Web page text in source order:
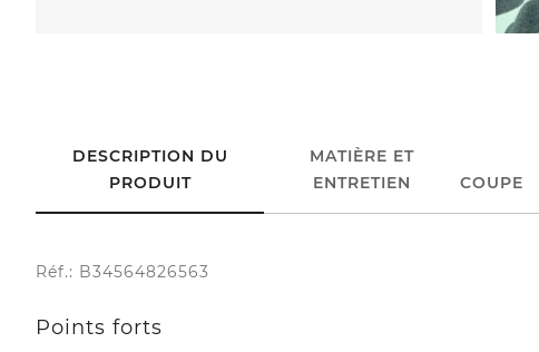
DESCRIPTION DU
PRODUIT
MATIÈRE ET
ENTRETIEN
COUPE
Réf.: B34564826563
Points forts